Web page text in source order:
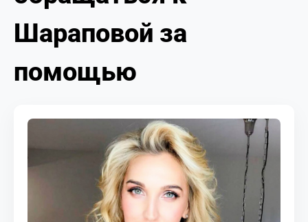
ДОКУМЕНТЫ
ПЕРСОНАЛИИ
Шараповой за
помощью